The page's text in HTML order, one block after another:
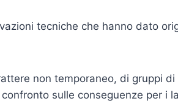
tecniche che hanno dato
non temporaneo, di gruppi
sulle conseguenze per i